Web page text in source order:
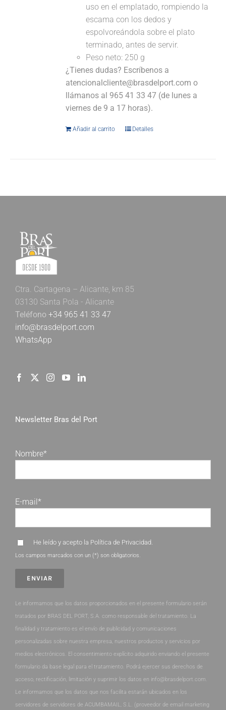
uso en el emplatado, rompiendo la
escama con los dedos y
espolvoreándola sobre el plato
terminado, antes de servir.
Peso neto: 250 g
¿Tienes dudas? Escríbenos a
atencionalcliente@brasdelport.com o
llámanos al 965 41 33 47 (de lunes a
viernes de 9 a 17 horas).
Añadir al carrito Detalles
Ctra. Cartagena – Alicante, km 85
03130 Santa Pola - Alicante
Teléfono +34 965 41 33 47
info@brasdelport.com
WhatsApp
Newsletter Bras del Port
Nombre*
E-mail*
He leído y acepto la Política de Privacidad.
Los campos marcados con un (*) son obligatorios.
Le informamos que los datos proporcionados en el presente formulario serán
tratados por BRAS DEL PORT, S.A. como responsable del tratamiento. La
finalidad y tratamiento es el envío de publicidad y comunicaciones
personalizadas sobre nuestra empresa, nuestros productos y servicios por
medios electrónicos. El consentimiento explícito adquirido enviando el presente
formulario da base legal para el tratamiento. Podrá ejercer sus derechos de
acceso, rectificación, limitación y suprimir los datos en info@brasdelport.com.
Le informamos que los datos que nos facilita estarán ubicados en los
servidores de servidores de ACUMBAMAIL, S.L. (proveedor de email marketing